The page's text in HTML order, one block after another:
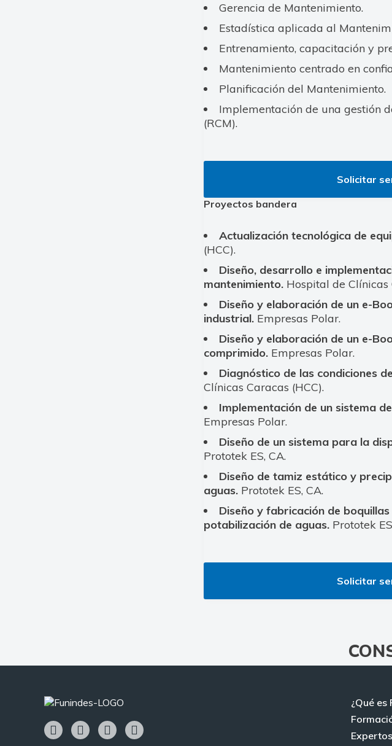
Gerencia de Mantenimiento.
Estadística aplicada al
Entrenamiento, capacitación y
Mantenimiento centrado en
Planificación del Mantenimiento.
Implementación de una gestión
(RCM).
Solicitar
Proyectos bandera
Actualización tecnológica de
(HCC).
Diseño, desarrollo e
mantenimiento. Hospital de Clínicas
Diseño y elaboración de un e-
industrial. Empresas Polar.
Diseño y elaboración de un e-
comprimido. Empresas Polar.
Diagnóstico de las condiciones
Clínicas Caracas (HCC).
Implementación de un sistema
Empresas Polar.
Diseño de un sistema para la
Prototek ES, CA.
Diseño de tamiz estático y
aguas. Prototek ES, CA.
Diseño y fabricación de
potabilización de aguas. Prototek
Solicitar
¿Qué es
Expertos